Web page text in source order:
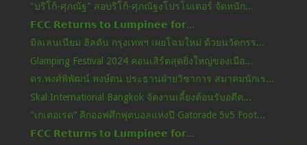
"บริโก้-ศุภณัฐ" สอบริโก้-ศุภณัฐงโปรโมเตอร์ จัดหนัก...
𝗙𝗖𝗖 𝗥𝗲𝘁𝘂𝗿𝗻𝘀 𝘁𝗼 𝗟𝘂𝗺𝗽𝗶𝗻𝗲𝗲 𝗳𝗼𝗿...
มิลเลนเนียม ฮิลตัน กรุงเทพฯ เผยโฉมใหม่ ด้วยนวัตกรร...
Glamping Festival 2024 คอนเสิร์ตสุดยิ่งใหญ่ของเมือ...
ดร.พงศ์พิพัฒน์ พงษ์ตน ประธานฝ่ายวิชาการ สมาคมนักเร...
Skal International Bangkok จัดงานเลี้ยงต้อนรับอดีต...
"เกเตอเรด” คิกออฟศึกฟุตบอลแห่งปี Gatorade 5v5 Foot...
𝗙𝗖𝗖 𝗥𝗲𝘁𝘂𝗿𝗻𝘀 𝘁𝗼 𝗟𝘂𝗺𝗽𝗶𝗻𝗲𝗲 𝗳𝗼𝗿...